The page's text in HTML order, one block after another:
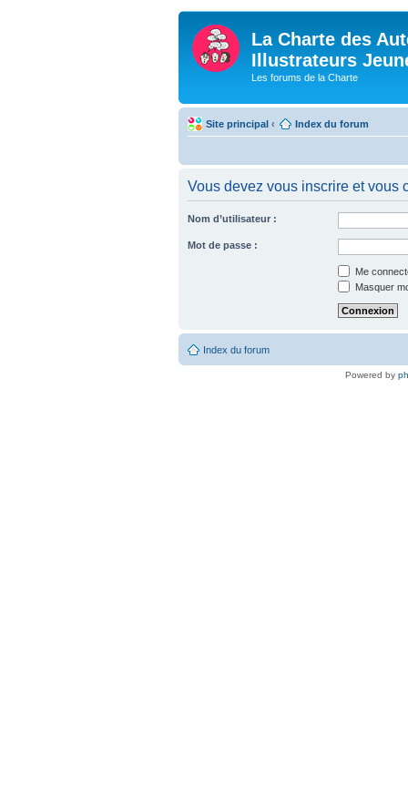
La Charte des
Illustrateurs
Les forums de la Charte
Site principal ‹ Index du forum
Vous devez vous inscrire et vous
Nom d’utilisateur :
Mot de passe :
Me
Masquer
Index du forum
Powered by